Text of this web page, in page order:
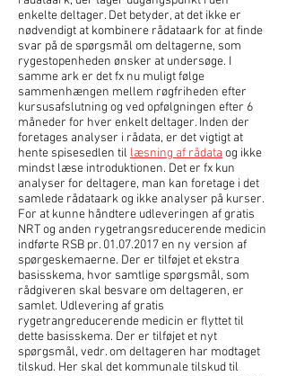
enkelte deltager. Det betyder, at det ikke er
nødvendigt at kombinere rådataark for at finde
svar på de spørgsmål om deltagerne, som
rygestopenheden ønsker at undersøge. I
samme ark er det fx nu muligt følge
sammenhængen mellem røgfriheden efter
kursusafslutning og ved opfølgningen efter 6
måneder for hver enkelt deltager. Inden der
foretages analyser i rådata, er det vigtigt at
hente spisesedlen til læsning af rådata og ikke
mindst læse introduktionen. Det er fx kun
analyser for deltagere, man kan foretage i det
samlede rådataark og ikke analyser på kurser.
For at kunne håndtere udleveringen af gratis
NRT og anden rygetrangsreducerende medicin
indførte RSB pr. 01.07.2017en ny version af
spørgeskemaerne. Der er tilføjet et ekstra
basisskema, hvor samtlige spørgsmål, som
rådgiveren skal besvare om deltageren, er
samlet. Udlevering af gratis
rygetrangreducerende medicin er flyttet til
dette basisskema. Der er tilføjet et nyt
spørgsmål, vedr. om deltageren har modtaget
tilskud. Her skal det kommunale tilskud til